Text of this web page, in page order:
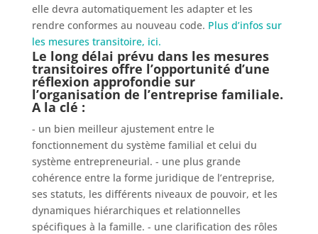
elle devra automatiquement les adapter et les
rendre conformes au nouveau code. Plus d’infos sur
les mesures transitoire, ici.
Le long délai prévu dans les mesures
transitoires offre l’opportunité d’une
réflexion approfondie sur
l’organisation de l’entreprise familiale.
A la clé :
- un bien meilleur ajustement entre le
fonctionnement du système familial et celui du
système entrepreneurial. - une plus grande
cohérence entre la forme juridique de l’entreprise,
ses statuts, les différents niveaux de pouvoir, et les
dynamiques hiérarchiques et relationnelles
spécifiques à la famille. - une clarification des rôles